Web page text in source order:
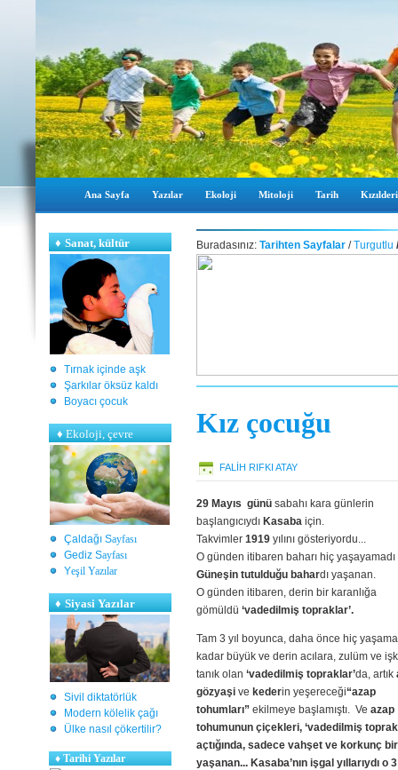
Ana Sayfa Yazılar Ekoloji Mitoloji Tarih
♦ Sanat, kültür
Tırnak içinde aşk
Şarkılar öksüz kaldı
Boyacı çocuk
♦Ekoloji, çevre
Çaldağı Sayfası
Gediz Sayfası
Yeşil Yazılar
♦ Siyasi Yazılar
Sivil diktatörlük
Modern kölelik çağı
Ülke nasıl çökertilir?
♦ Tarihi Yazılar
Buradasınız: Tarihten Sayfalar /Turgutlu
Kız çocuğu
FALIH RIFKI ATAY
29 Mayıs günü sabahı kara günlerin
başlangıcıydı Kasaba için.
Takvimler 1919 yılını gösteriyordu...
O günden itibaren baharı hiç yaşayamadı
Güneşin tutulduğu bahardı yaşanan.
O günden itibaren, derin bir karanlığa
gömüldü ‘vadedilmiş topraklar’.
Tam 3 yıl boyunca, daha önce hiç
kadar büyük ve derin acılara, zulüm ve
tanık olan ‘vadedilmiş topraklar’da, artık
gözyaşi ve kederin yeşereceği“azap
tohumları” ekilmeye başlamıştı. Ve azap
tohumunun çiçekleri, ‘vadedilmiş
açtığında, sadece vahşet ve korkunç bir
yaşanan... Kasaba’nın işgal yıllarıydı o